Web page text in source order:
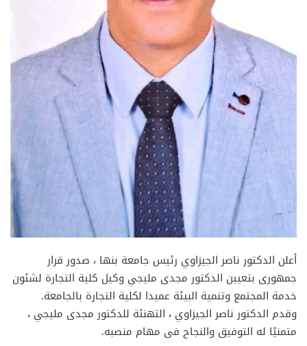
أعلن الدكتور ناصر الجيزاوي رئيس جامعة بنها ، صدور قرار
جمهورى بتعيين الدكتور مجدى مليجي وكيل كلية التجارة لشئون
خدمة المجتمع وتنمية البيئة عميدا لكلية التجارة بالجامعة.
وقدم الدكتور ناصر الجيزاوي ، التهنئة للدكتور مجدى مليجي ،
متمنيًا له التوفيق والنجاح فى مهام منصبه.